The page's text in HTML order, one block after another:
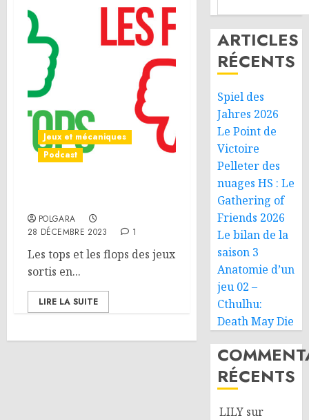
Jeux et mécaniques
Podcast
POLGARA
28 DÉCEMBRE 2023
1
Les tops et les flops des jeux
sortis en...
LIRE LA SUITE
ARTICLES
RÉCENTS
Spiel des
Jahres 2026
Le Point de
Victoire
Pelleter des
nuages HS : Le
Gathering of
Friends 2026
Le bilan de la
saison 3
Anatomie d’un
jeu 02 –
Cthulhu:
Death May Die
RÉCENTS
LILY sur